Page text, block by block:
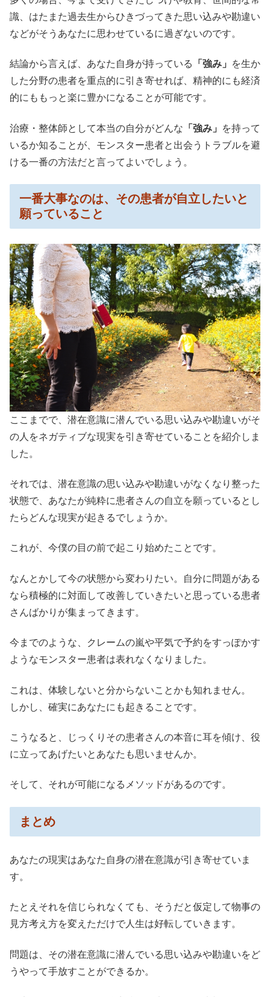
識、はたまた過去生からひきづってきた思い込みや勘違い
などがそうあなたに思わせているに過ぎないのです。
結論から言えば、あなた自身が持っている 「強み」
を生か
した分野の患者を重点的に引き寄せれば、精神的にも経済
的にももっと楽に豊かになることが可能です。
治療・整体師として本当の自分がどんな 「強み」
を持って
いるか知ることが、モンスター患者と出会うトラブルを避
ける一番の方法だと言ってよいでしょう。
一番大事なのは、その患者が自立したいと
願っていること
ここまでで、潜在意識に潜んでいる思い込みや勘違いがそ
の人をネガティブな現実を引き寄せていることを紹介しま
した。
それでは、潜在意識の思い込みや勘違いがなくなり整った
状態で、あなたが純粋に患者さんの自立を願っているとし
たらどんな現実が起きるでしょうか。
これが、今僕の目の前で起こり始めたことです。
なんとかして今の状態から変わりたい。自分に問題がある
なら積極的に対面して改善していきたいと思っている患者
さんばかりが集まってきます。
今までのような、クレームの嵐や平気で予約をすっぽかす
ようなモンスター患者は表れなくなりました。
これは、体験しないと分からないことかも知れません。
しかし、確実にあなたにも起きることです。
こうなると、じっくりその患者さんの本音に耳を傾け、役
に立ってあげたいとあなたも思いませんか。
そして、それが可能になるメソッドがあるのです。
まとめ
あなたの現実はあなた自身の潜在意識が引き寄せていま
す。
たとえそれを信じられなくても、そうだと仮定して物事の
見方考え方を変えただけで人生は好転していきます。
問題は、その潜在意識に潜んでいる思い込みや勘違いをど
うやって手放すことができるか。